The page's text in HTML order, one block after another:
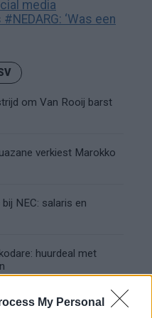
My Personal
media
‘Was een
om Van Rooij barst
verkiest Marokko
NEC: salaris en
huurdeal met
met afgeknipte